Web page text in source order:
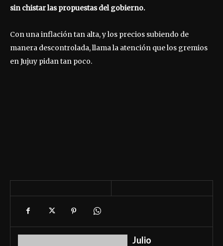
sin chistar las propuestas del gobierno.
Con una inflación tan alta, y los precios subiendo de
manera descontrolada, llama la atención que los gremios
en Jujuy pidan tan poco.
Julio